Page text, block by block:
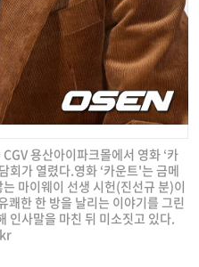
용산아이파크몰에서 영화 ‘카
회가 열렸다.영화 ‘카운트'는 금메
마이웨이 선생 시헌(진선규 분)이
쾌한 한 방을 날리는 이야기를 그린
인사말을 마친 뒤 미소짓고 있다.